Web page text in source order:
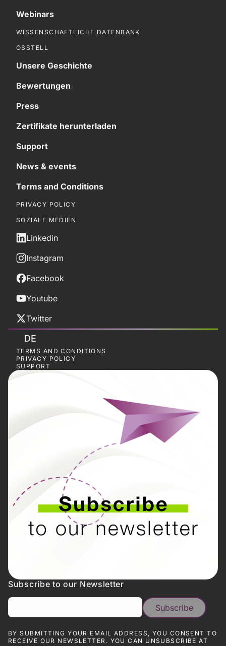
Webinars
WISSENSCHAFTLICHE DATENBANK
OSSTELL
Unsere Geschichte
Bewertungen
Press
Zertifikate herunterladen
Support
News & events
Terms and Conditions
PRIVACY POLICY
SOZIALE MEDIEN
Linkedin
Instagram
Facebook
Youtube
Twitter
DE
TERMS AND CONDITIONS
PRIVACY POLICY
SUPPORT
Subscribe to our Newsletter
BY SUBMITTING YOUR EMAIL ADDRESS, YOU CONSENT TO
RECEIVE OUR NEWSLETTER. YOU CAN UNSUBSCRIBE AT